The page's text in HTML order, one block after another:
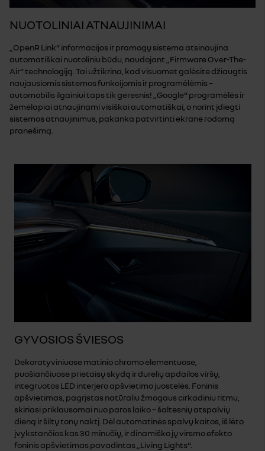
NUOTOLINIAI ATNAUJINIMAI
„OpenR Link“ informacijos ir pramogų sistema atsinaujina
automatiškai nuotoliniu būdu, naudojant „Firmware Over-The-
Air“ technologiją. Tai užtikrina, kad visuomet galėsite džiaugtis
naujausiomis sistemos funkcijomis ir programėlėmis –
automobilis ilgainiui taps tik geresnis! „Google“ programėlės ir
žemėlapiai atnaujinami visiškai automatiškai, o norint įdiegti
sistemos atnaujinimus, pakanka patvirtinti ekrane rodomą
pranešimą.
GYVOSIOS ŠVIESOS
Dekoratyviniuose matinio chromo elementuose,
puošiančiuose prietaisų skydą ir durelių apdailos viršų,
integruotos LED interjero apšvietimo juostelės. Foninis
apšvietimas, pagrįstas natūraliu žmogaus cirkadiniu ritmu,
skiriasi priklausomai nuo paros laiko – šaltesnių atspalvių
dieną ir šiltų tonų naktį. Dėl automatinės spalvų kaitos, iš lėto
įvykstančios kas 30 minučių, ir dinamiško jų virsmo efekto
foninis apšvietimas pavadintas „Living Lights“.